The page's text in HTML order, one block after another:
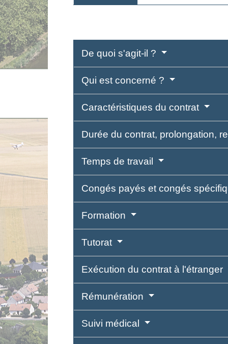
De quoi s'agit-il ?
Qui est concerné ?
Caractéristiques du contrat
Durée du contrat, prolongation,
Temps de travail
Congés payés et congés
Formation
Tutorat
Exécution du contrat à l'étranger
Rémunération
Suivi médical